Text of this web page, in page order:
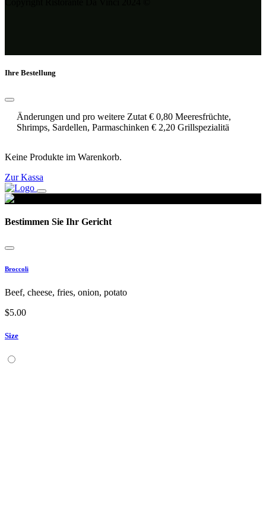
Ihre Bestellung
Änderungen und pro weitere Zutat € 0,80 Meeresfrüchte,
Shrimps, Sardellen, Parmaschinken € 2,20 Grillspezialitä
Keine Produkte im Warenkorb.
Zur Kassa
Bestimmen Sie Ihr Gericht
Broccoli
Beef, cheese, fries, onion, potato
$5.00
Size